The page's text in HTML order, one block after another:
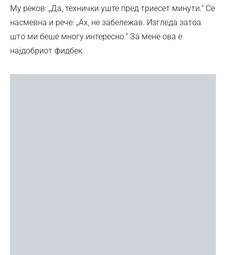
Му реков: „Да, технички уште пред триесет минути.“ Се
насмевна и рече: „Ах, не забележав. Изгледа затоа
што ми беше многу интересно.“ За мене ова е
најдобриот фидбек.